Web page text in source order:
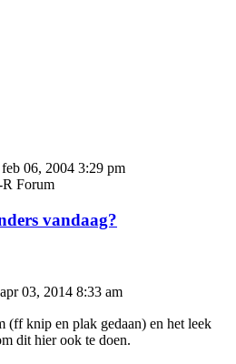
06, 2004 3:29 pm
Forum
vandaag?
03, 2014 8:33 am
(ff knip en plak gedaan) en het leek
dit hier ook te doen.